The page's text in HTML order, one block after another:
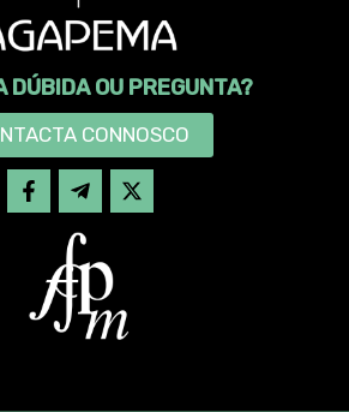
DÚBIDA OU PREGUNTA?
CONNOSCO